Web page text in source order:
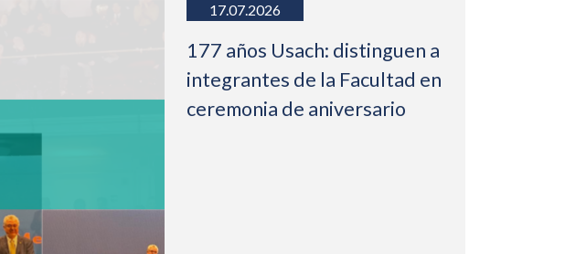
17.07.2026
177 años Usach: distinguen a
integrantes de la Facultad en
ceremonia de aniversario